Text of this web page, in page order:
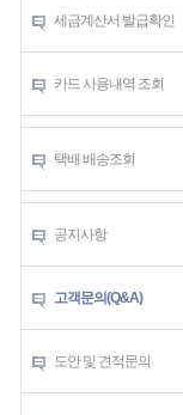
세금계산서 발급확인
카드 사용내역 조회
택배 배송조회
공지사항
고객문의(Q&A)
도안 및 견적문의